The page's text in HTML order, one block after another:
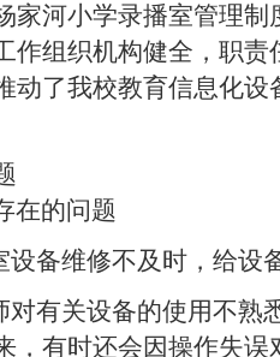
家河小学录播室管理
作组织机构健全，职责
动了我校教育信息化
在的问题
设备维修不及时，给设
对有关设备的使用不熟
，有时还会因操作失误